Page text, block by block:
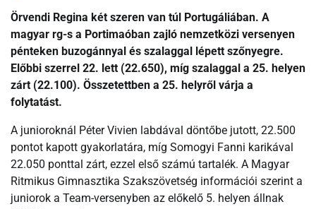
Örvendi Regina két szeren van túl Portugáliában. A
magyar rg-s a Portimaóban zajló nemzetközi versenyen
pénteken buzogánnyal és szalaggal lépett szőnyegre.
Előbbi szerrel 22. lett (22.650), míg szalaggal a 25. helyen
zárt (22.100). Összetettben a 25. helyről várja a
folytatást.
A junioroknál Péter Vivien labdával döntőbe jutott, 22.500
pontot kapott gyakorlatára, míg Somogyi Fanni karikával
22.050 ponttal zárt, ezzel első számú tartalék. A Magyar
Ritmikus Gimnasztika Szakszövetség információi szerint a
juniorok a Team-versenyben az előkelő 5. helyen állnak